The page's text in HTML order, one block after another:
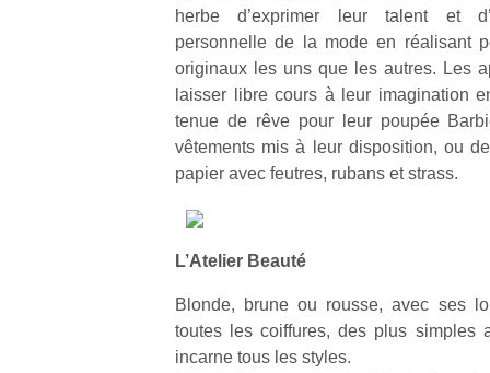
herbe d’exprimer leur talent et
personnelle de la mode en réalisant
originaux les uns que les autres. Les
laisser libre cours à leur imagination
tenue de rêve pour leur poupée
vêtements mis à leur disposition, ou
papier avec feutres, rubans et strass.
L’Atelier Beauté
Blonde, brune ou rousse, avec ses
toutes les coiffures, des plus simples
incarne tous les styles.